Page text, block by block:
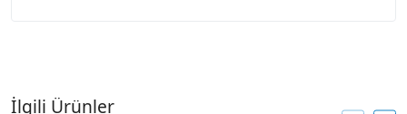
İlgili Ürünler